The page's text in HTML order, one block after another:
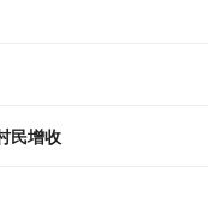
民增收